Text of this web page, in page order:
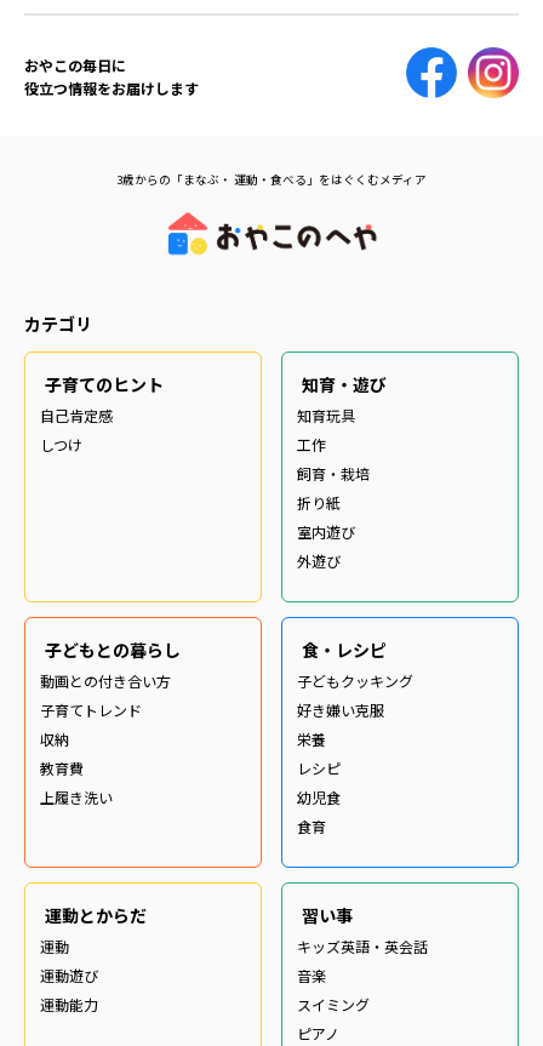
おやこの毎日に
役立つ情報をお届けします
3歳からの「まなぶ・ 運動・食べる」をはぐくむメディア
カテゴリ
子育てのヒント
自己肯定感
しつけ
知育・遊び
知育玩具
工作
飼育・栽培
折り紙
室内遊び
外遊び
子どもとの暮らし
動画との付き合い方
子育てトレンド
収納
教育費
上履き洗い
食・レシピ
子どもクッキング
好き嫌い克服
栄養
レシピ
幼児食
食育
運動とからだ
運動
運動遊び
運動能力
習い事
キッズ英語・英会話
音楽
スイミング
ピアノ